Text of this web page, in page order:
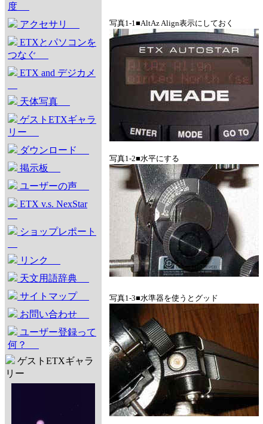
度
アクセサリ
ETXとパソコンを
つなぐ
ETX and デジカメ
天体写真
ゲストETXギャラ
リー
ダウンロード
掲示板
ユーザーの声
ETX v.s. NexStar
ショップレポート
リンク
天文用語辞典
サイトマップ
お問い合わせ
ユーザー登録って
何？
ゲストETXギャラ
リー
写真1-1■AltAz Align表示にしておく
写真1-2■水平にする
写真1-3■水準器を使うとグッド